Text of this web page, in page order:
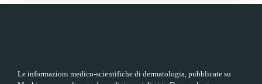
Le informazioni medico-scientifiche di dermatologia, pubblicate su